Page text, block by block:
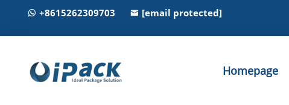
+8615262309703 [email protected]
Homepage